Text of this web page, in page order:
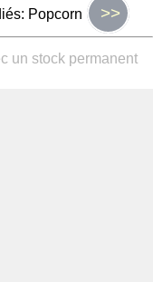
Popcorn >>
un stock permanent